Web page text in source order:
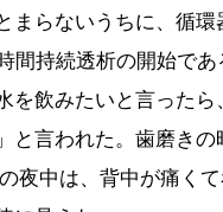
まらないうちに、循
間持続透析の開始で
を飲みたいと言った
と言われた。歯磨きの
夜中は、背中が痛く